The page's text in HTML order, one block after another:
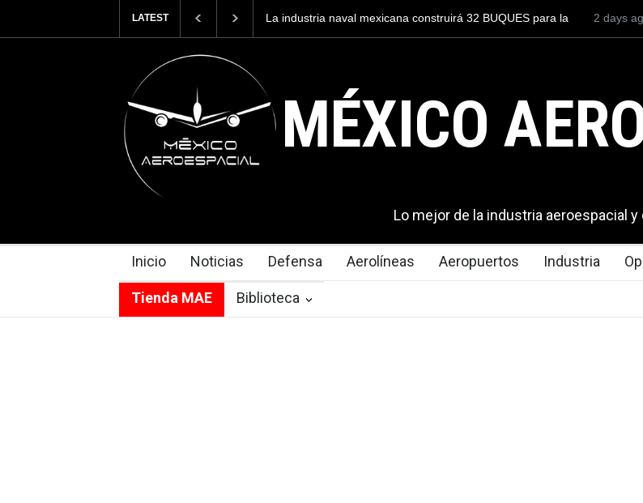
LATEST
industria naval mexicana construirá 32 BUQUES para la
Entrenar a un piloto para volar los nuevos C-130J mexicanos
2 days
MÉXICO
Lo mejor de la industria aeroespacial
Inicio Noticias Defensa Aerolíneas Aeropuertos Industria
Tienda MAE Biblioteca